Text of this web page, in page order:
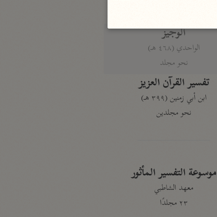
الوجيز
الواحدي (٤٦٨ هـ)
نحو مجلد
تفسير القرآن العزيز
ابن أبي زمنين (٣٩٩ هـ)
نحو مجلدين
موسوعة التفسير المأثور
معهد الشاطبي
٢٣ مجلدًا